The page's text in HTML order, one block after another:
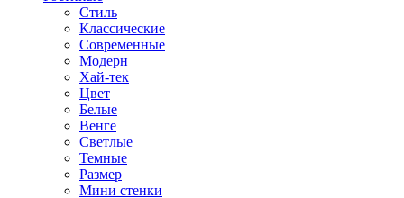
Стиль
Классические
Современные
Модерн
Хай-тек
Цвет
Белые
Венге
Светлые
Темные
Размер
Мини стенки